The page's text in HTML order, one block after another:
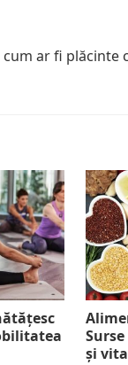
ar fi plăcinte
și